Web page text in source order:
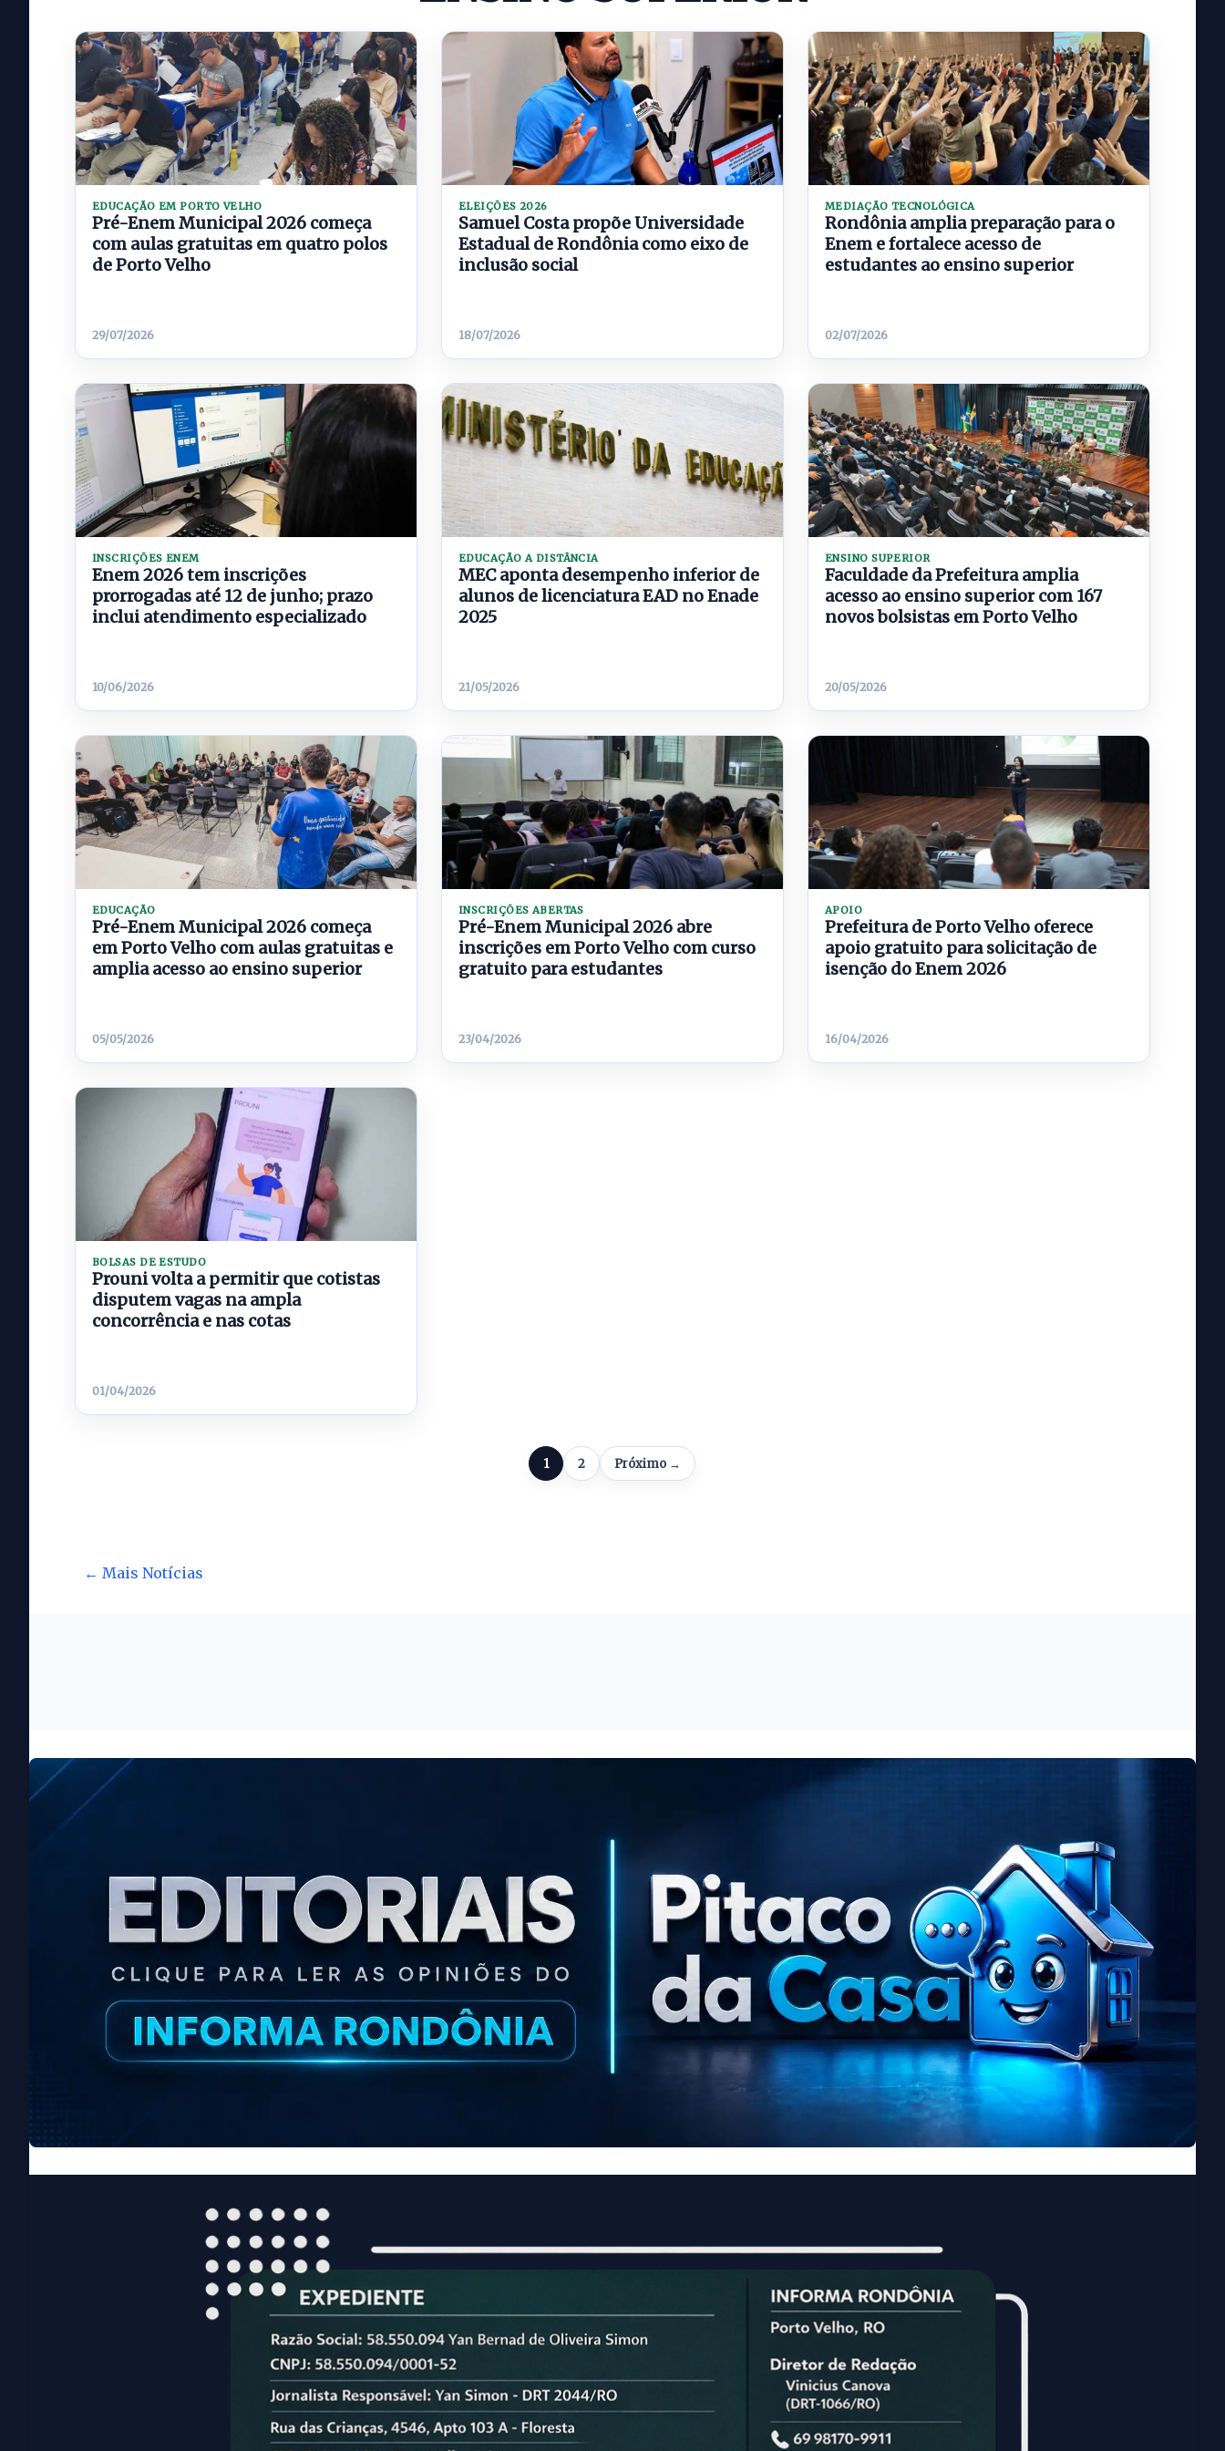
EDUCAÇÃO EM PORTO VELHO
Pré-Enem Municipal 2026 começa
com aulas gratuitas em quatro polos
de Porto Velho
29/07/2026
ELEIÇÕES 2026
Samuel Costa propõe Universidade
Estadual de Rondônia como eixo de
inclusão social
18/07/2026
MEDIAÇÃO TECNOLÓGICA
Rondônia amplia preparação para o
Enem e fortalece acesso de
estudantes ao ensino superior
02/07/2026
INSCRIÇÕES ENEM
Enem 2026 tem inscrições
prorrogadas até 12 de junho; prazo
inclui atendimento especializado
10/06/2026
EDUCAÇÃO A DISTÂNCIA
MEC aponta desempenho inferior de
alunos de licenciatura EAD no Enade
2025
21/05/2026
ENSINO SUPERIOR
Faculdade da Prefeitura amplia
acesso ao ensino superior com 167
novos bolsistas em Porto Velho
20/05/2026
EDUCAÇÃO
Pré-Enem Municipal 2026 começa
em Porto Velho com aulas gratuitas e
amplia acesso ao ensino superior
05/05/2026
INSCRIÇÕES ABERTAS
Pré-Enem Municipal 2026 abre
inscrições em Porto Velho com curso
gratuito para estudantes
23/04/2026
APOIO
Prefeitura de Porto Velho oferece
apoio gratuito para solicitação de
isenção do Enem 2026
16/04/2026
BOLSAS DE ESTUDO
Prouni volta a permitir que cotistas
disputem vagas na ampla
concorrência e nas cotas
01/04/2026
1 2 Próximo →
← Mais Notícias